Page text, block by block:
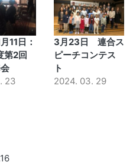
11日：
第2回
23
3月23日 連合ス
ピーチコンテス
ト
2024. 03. 29